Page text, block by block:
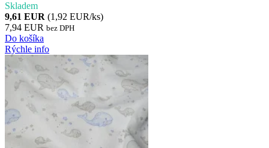
Skladem
9,61 EUR (1,92 EUR/ks)
7,94 EUR bez DPH
Do košíka
Rýchle info